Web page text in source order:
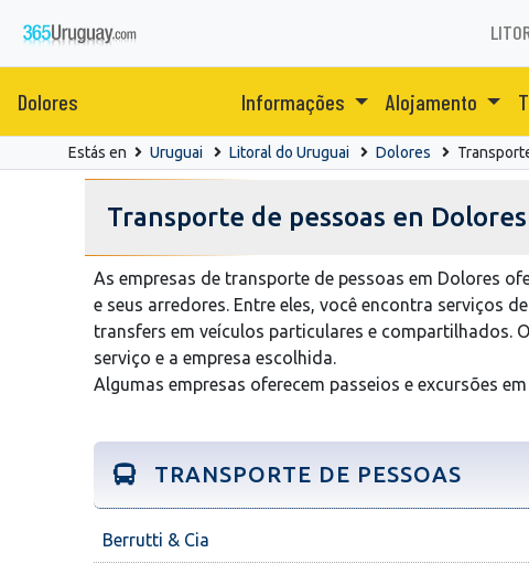
Dolores Informações Alojamento
Estás en Uruguai Litoral do Uruguai Dolores
Transporte de pessoas en Dolores
As empresas de transporte de pessoas em Dolores
e seus arredores. Entre eles, você encontra serviços
transfers em veículos particulares e compartilhados.
serviço e a empresa escolhida.
Algumas empresas oferecem passeios e excursões
TRANSPORTE DE PESSOAS
Berrutti & Cia